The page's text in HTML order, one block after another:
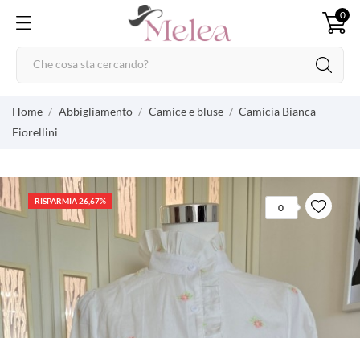
0
Home Abbigliamento Camice e bluse
Camicia Bianca
Fiorellini
RISPARMIA 26,67%
0